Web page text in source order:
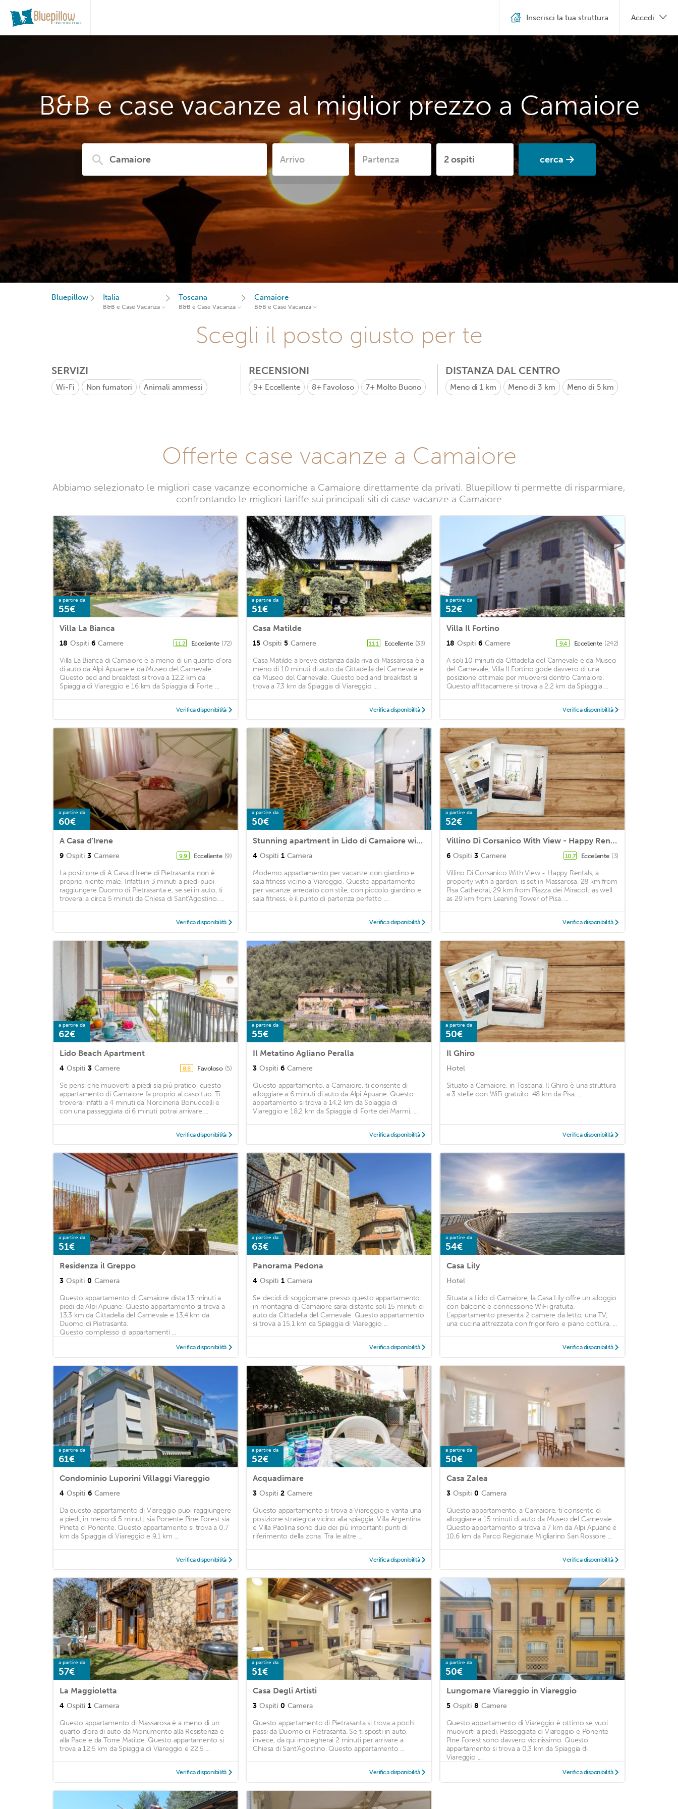
B&B e case vacanze al miglior prezzo a Camaiore
cerca
Inserisci la tua struttura Accedi
Bluepillow Italia
B&B e Case Vacanza
Toscana
B&B e Case Vacanza
Camaiore
B&B e Case Vacanza
Scegli il posto giusto per te
SERVIZI
Wi-Fi Non fumatori Animali ammessi
RECENSIONI
9+ Eccellente 8+ Favoloso 7+ Molto Buono
DISTANZA DAL CENTRO
Meno di 1 km Meno di 3 km Meno di 5 km
Offerte case vacanze a Camaiore
Abbiamo selezionato le migliori case vacanze economiche a Camaiore direttamente da privati. Bluepillow ti permette di risparmiare,
confrontando le migliori tariffe sui principali siti di case vacanze a Camaiore
a partire da
55€
Villa La Bianca
18 Ospiti 6 Camere 11,2 Eccellente (72)
Villa La Bianca di Camaiore è a meno di un quarto d'ora
di auto da Alpi Apuane e da Museo del Carnevale.
Questo bed and breakfast si trova a 12,2 km da
Spiaggia di Viareggio e 16 km da Spiaggia di Forte ...
Verifica disponibilità
a partire da
51€
Casa Matilde
15 Ospiti 5 Camere 11,1 Eccellente (33)
Casa Matilde a breve distanza dalla riva di Massarosa è a
meno di 10 minuti di auto da Cittadella del Carnevale e
da Museo del Carnevale. Questo bed and breakfast si
trova a 7,3 km da Spiaggia di Viareggio ...
Verifica disponibilità
a partire da
52€
Villa Il Fortino
18 Ospiti 6 Camere 9,4 Eccellente (242)
A soli 10 minuti da Cittadella del Carnevale e da Museo
del Carnevale, Villa Il Fortino gode davvero di una
posizione ottimale per muoversi dentro Camaiore.
Questo affittacamere si trova a 2,2 km da Spiaggia ...
Verifica disponibilità
a partire da
60€
A Casa d'Irene
9 Ospiti 3 Camere 9,9 Eccellente (9)
La posizione di A Casa d'Irene di Pietrasanta non è
proprio niente male. Infatti in 3 minuti a piedi puoi
raggiungere Duomo di Pietrasanta e, se sei in auto, ti
troverai a circa 5 minuti da Chiesa di Sant'Agostino. ...
Verifica disponibilità
a partire da
50€
Stunning apartment in Lido di Camaiore with Sauna, WiFi and Outdoor swimming pool
4 Ospiti 1 Camera
Moderno appartamento per vacanze con giardino e
sala fitness vicino a Viareggio. Questo appartamento
per vacanze arredato con stile, con piccolo giardino e
sala fitness, è il punto di partenza perfetto ...
Verifica disponibilità
a partire da
52€
Villino Di Corsanico With View - Happy Rentals
6 Ospiti 3 Camere 10,7 Eccellente (3)
Villino Di Corsanico With View - Happy Rentals, a
property with a garden, is set in Massarosa, 28 km from
Pisa Cathedral, 29 km from Piazza dei Miracoli, as well
as 29 km from Leaning Tower of Pisa. ...
Verifica disponibilità
a partire da
62€
Lido Beach Apartment
4 Ospiti 3 Camere 8,8 Favoloso (5)
Se pensi che muoverti a piedi sia più pratico, questo
appartamento di Camaiore fa proprio al caso tuo. Ti
troverai infatti a 4 minuti da Norcineria Bonuccelli e
con una passeggiata di 6 minuti potrai arrivare ...
Verifica disponibilità
a partire da
55€
Il Metatino Agliano Peralla
3 Ospiti 6 Camere
Questo appartamento, a Camaiore, ti consente di
alloggiare a 6 minuti di auto da Alpi Apuane. Questo
appartamento si trova a 14,2 km da Spiaggia di
Viareggio e 18,2 km da Spiaggia di Forte dei Marmi. ...
Verifica disponibilità
a partire da
50€
Il Ghiro
Hotel
Situato a Camaiore, in Toscana, Il Ghiro è una struttura
a 3 stelle con WiFi gratuito. 48 km da Pisa. ...
Verifica disponibilità
a partire da
51€
Residenza il Greppo
3 Ospiti 0 Camera
Questo appartamento di Camaiore dista 13 minuti a
piedi da Alpi Apuane. Questo appartamento si trova a
13,3 km da Cittadella del Carnevale e 13,4 km da
Duomo di Pietrasanta.
Questo complesso di appartamenti ...
Verifica disponibilità
a partire da
63€
Panorama Pedona
4 Ospiti 1 Camera
Se decidi di soggiornare presso questo appartamento
in montagna di Camaiore sarai distante soli 15 minuti di
auto da Cittadella del Carnevale. Questo appartamento
si trova a 15,1 km da Spiaggia di Viareggio ...
Verifica disponibilità
a partire da
54€
Casa Lily
Hotel
Situata a Lido di Camaiore, la Casa Lily offre un alloggio
con balcone e connessione WiFi gratuita.
L’appartamento presenta 2 camere da letto, una TV,
una cucina attrezzata con frigorifero e piano cottura, ...
Verifica disponibilità
a partire da
61€
Condominio Luporini Villaggi Viareggio
4 Ospiti 6 Camere
Da questo appartamento di Viareggio puoi raggiungere
a piedi, in meno di 5 minuti, sia Ponente Pine Forest sia
Pineta di Ponente. Questo appartamento si trova a 0,7
km da Spiaggia di Viareggio e 9,1 km ...
Verifica disponibilità
a partire da
52€
Acquadimare
3 Ospiti 2 Camere
Questo appartamento si trova a Viareggio e vanta una
posizione strategica vicino alla spiaggia. Villa Argentina
e Villa Paolina sono due dei più importanti punti di
riferimento della zona. Tra le altre ...
Verifica disponibilità
a partire da
50€
Casa Zalea
3 Ospiti 0 Camera
Questo appartamento, a Camaiore, ti consente di
alloggiare a 15 minuti di auto da Museo del Carnevale.
Questo appartamento si trova a 7 km da Alpi Apuane e
10,6 km da Parco Regionale Migliarino San Rossore ...
Verifica disponibilità
a partire da
57€
La Maggioletta
4 Ospiti 1 Camera
Questo appartamento di Massarosa è a meno di un
quarto d'ora di auto da Monumento alla Resistenza e
alla Pace e da Torre Matilde. Questo appartamento si
trova a 12,5 km da Spiaggia di Viareggio e 22,5 ...
Verifica disponibilità
a partire da
51€
Casa Degli Artisti
3 Ospiti 0 Camera
Questo appartamento di Pietrasanta si trova a pochi
passi da Duomo di Pietrasanta. Se ti sposti in auto,
invece, da qui impiegherai 2 minuti per arrivare a
Chiesa di Sant'Agostino. Questo appartamento ...
Verifica disponibilità
a partire da
50€
Lungomare Viareggio in Viareggio
5 Ospiti 8 Camere
Questo appartamento di Viareggio è ottimo se vuoi
muoverti a piedi. Passeggiata di Viareggio e Ponente
Pine Forest sono davvero vicinissimo. Questo
appartamento si trova a 0,3 km da Spiaggia di
Viareggio ...
Verifica disponibilità